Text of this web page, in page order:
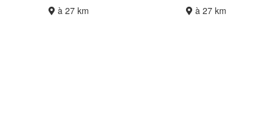
à 27 km
à 27 km